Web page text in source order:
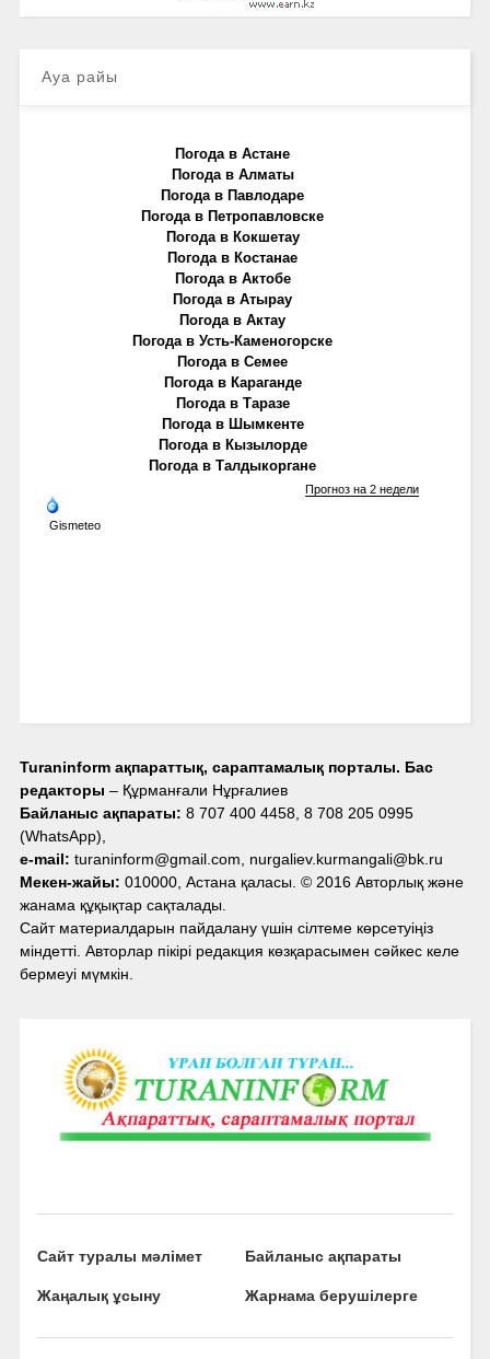
Ауа райы
Погода в Астане
Погода в Алматы
Погода в Павлодаре
Погода в Петропавловске
Погода в Кокшетау
Погода в Костанае
Погода в Актобе
Погода в Атырау
Погода в Актау
Погода в Усть-Каменогорске
Погода в Семее
Погода в Караганде
Погода в Таразе
Погода в Шымкенте
Погода в Кызылорде
Погода в Талдыкоргане
Gismeteo
Прогноз на 2 недели
Turaninform ақпараттық, сараптамалық порталы. Бас
редакторы – Құрманғали Нұрғалиев
Байланыс ақпараты: 8 707 400 4458, 8 708 205 0995
(WhatsApp),
e-mail: turaninform@gmail.com, nurgaliev.kurmangali@bk.ru
Мекен-жайы: 010000, Астана қаласы. © 2016 Авторлық және
жанама құқықтар сақталады.
Сайт материалдарын пайдалану үшін сілтеме көрсетуіңіз
міндетті. Авторлар пікірі редакция көзқарасымен сәйкес келе
бермеуі мүмкін.
Сайт туралы мәлімет Байланыс ақпараты
Жаңалық ұсыну Жарнама берушілерге